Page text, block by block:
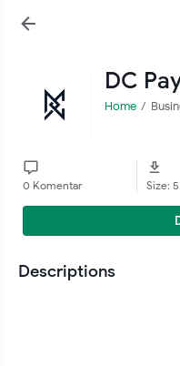
DC
Home
0 Komentar Size:
Descriptions